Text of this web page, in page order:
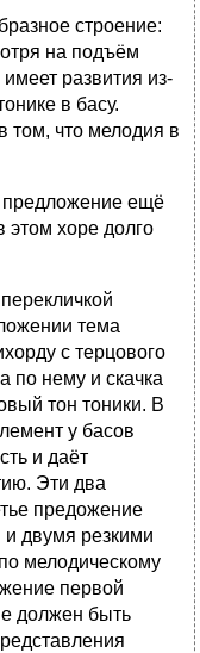
строение:
на подъём
развития из-
в басу.
том, что мелодия в
предложение ещё
хоре долго
тема
с терцового
по нему и скачка
тон тоники. В
у басов
и даёт
Эти два
предожение
и двумя резкими
мелодическому
первой
должен быть